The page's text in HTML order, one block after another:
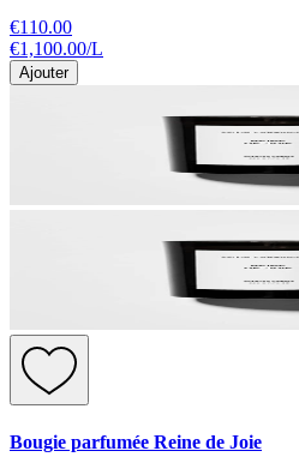
€110.00
€1,100.00/L
Ajouter
Bougie parfumée Reine de Joie